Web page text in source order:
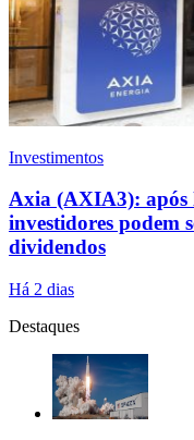
Investimentos
Axia (AXIA3): após
investidores podem
dividendos
Há 2 dias
Destaques